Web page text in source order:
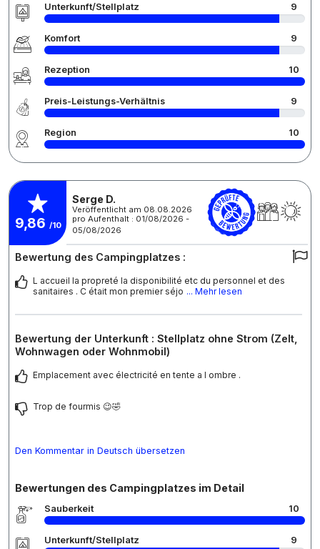
Unterkunft/Stellplatz 9
Komfort 9
Rezeption 10
Preis-Leistungs-Verhältnis 9
Region 10
9,86 /10
Serge D.
Veröffentlicht am 08.08.2026
pro Aufenthalt : 01/08/2026 -
05/08/2026
Bewertung des Campingplatzes :
L accueil la propreté la disponibilité etc du personnel et des
sanitaires . C était mon premier séjo ... Mehr lesen
Bewertung der Unterkunft : Stellplatz ohne Strom (Zelt,
Wohnwagen oder Wohnmobil)
Emplacement avec électricité en tente a l ombre .
Trop de fourmis 😉🤣
Den Kommentar in Deutsch übersetzen
Bewertungen des Campingplatzes im Detail
Sauberkeit 10
Unterkunft/Stellplatz 9